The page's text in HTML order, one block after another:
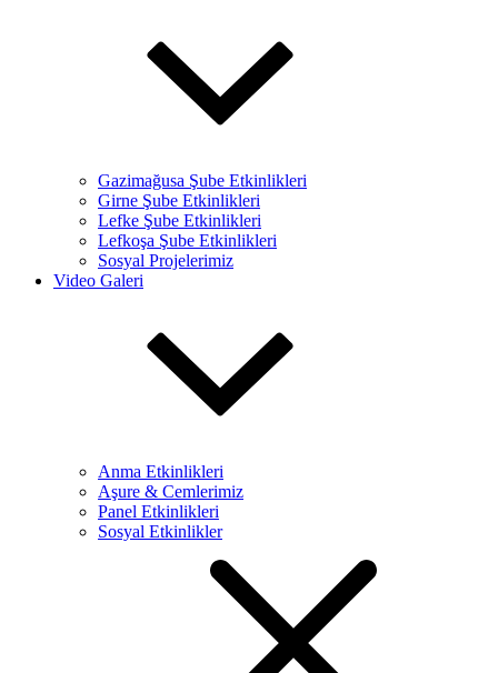
Gazimağusa Şube Etkinlikleri
Girne Şube Etkinlikleri
Lefke Şube Etkinlikleri
Lefkoşa Şube Etkinlikleri
Sosyal Projelerimiz
Video Galeri
Anma Etkinlikleri
Aşure & Cemlerimiz
Panel Etkinlikleri
Sosyal Etkinlikler